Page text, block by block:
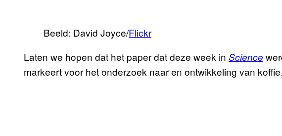
Beeld: David Joyce/Flickr
Laten we hopen dat het paper dat deze week in Science
markeert voor het onderzoek naar en ontwikkeling van koffie.